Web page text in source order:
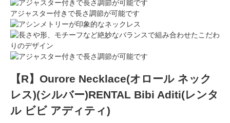
アジャスター付きで長さ調節が可能です
【R】Ourore Necklace(オロール ネック
レス)(シルバー)RENTAL Bibi Aditi(レンタ
ル ビビ アディティ)